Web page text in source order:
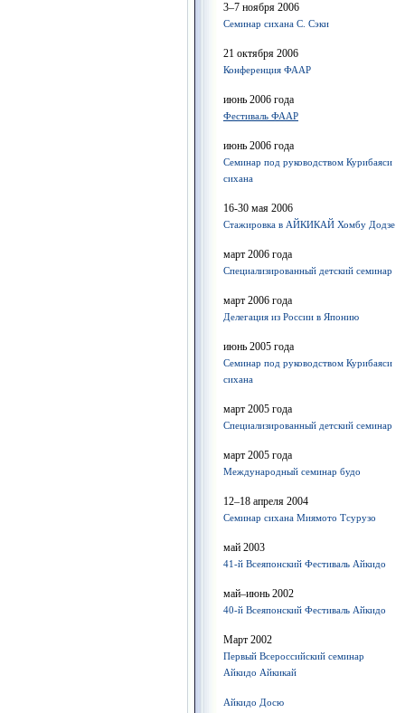
3–7 ноября 2006
Семинар сихана С. Сэки
21 октября 2006
Конференция ФААР
июнь 2006 года
Фестиваль ФААР
июнь 2006 года
Семинар под руководством Курибаяси
сихана
16-30 мая 2006
Стажировка в АЙКИКАЙ Хомбу Додзе
март 2006 года
Специализированный детский семинар
март 2006 года
Делегация из России в Японию
июнь 2005 года
Семинар под руководством Курибаяси
сихана
март 2005 года
Специализированный детский семинар
март 2005 года
Международный семинар будо
12–18 апреля 2004
Семинар сихана Миямото Тсурузо
май 2003
41-й Всеяпонский Фестиваль Айкидо
май–июнь 2002
40-й Всеяпонский Фестиваль Айкидо
Март 2002
Первый Всероссийский семинар
Айкидо Айкикай
Айкидо Досю